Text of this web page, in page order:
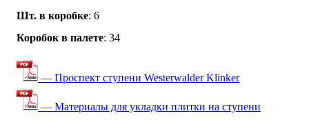
Шт. в коробке: 6
Коробок в палете: 34
— Проспект ступени Westerwalder Klinker
— Материалы для укладки плитки на ступени